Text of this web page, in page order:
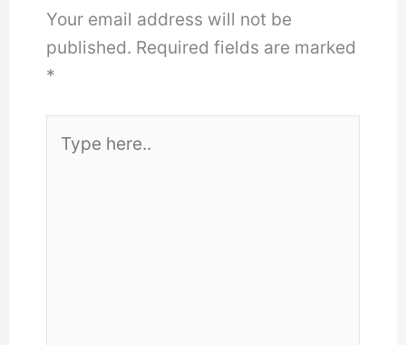
Your email address will not be
published. Required fields are marked
*
here..